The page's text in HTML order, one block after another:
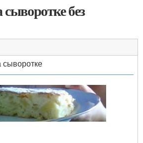
без